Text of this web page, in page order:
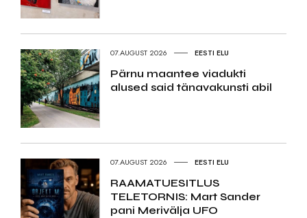
07.AUGUST 2026 EESTI ELU
Pärnu maantee viadukti
alused said tänavakunsti abil
07.AUGUST 2026 EESTI ELU
RAAMATUESITLUS
TELETORNIS: Mart Sander
pani Merivälja UFO